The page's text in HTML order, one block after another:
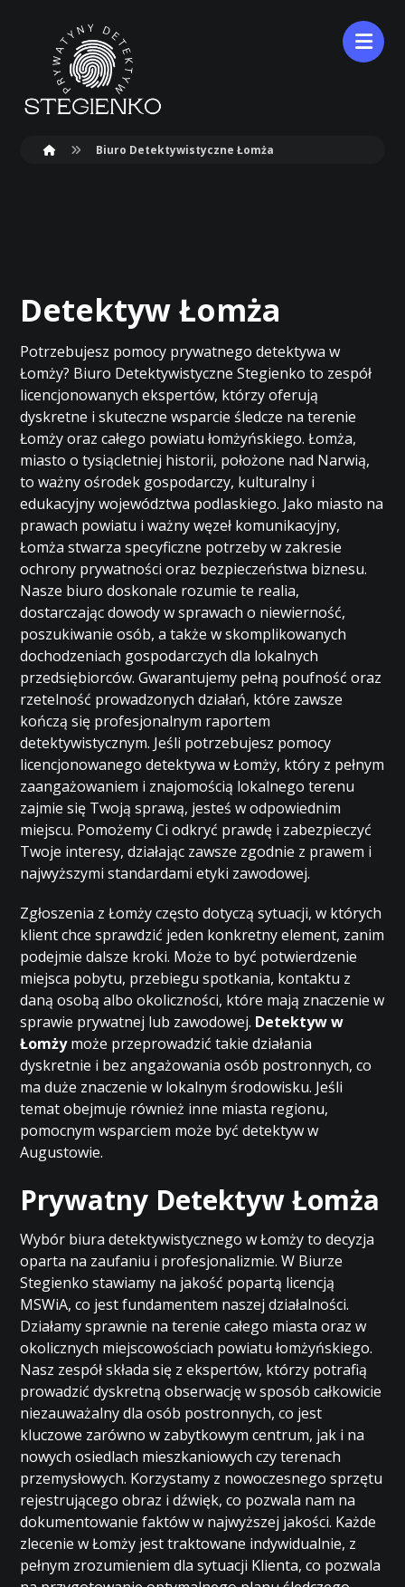
Biuro Detektywistyczne Łomża
Detektyw Łomża
Potrzebujesz pomocy prywatnego detektywa w
Łomży? Biuro Detektywistyczne Stegienko to zespół
licencjonowanych ekspertów, którzy oferują
dyskretne i skuteczne wsparcie śledcze na terenie
Łomży oraz całego powiatu łomżyńskiego. Łomża,
miasto o tysiącletniej historii, położone nad Narwią,
to ważny ośrodek gospodarczy, kulturalny i
edukacyjny województwa podlaskiego. Jako miasto na
prawach powiatu i ważny węzeł komunikacyjny,
Łomża stwarza specyficzne potrzeby w zakresie
ochrony prywatności oraz bezpieczeństwa biznesu.
Nasze biuro doskonale rozumie te realia,
dostarczając dowody w sprawach o niewierność,
poszukiwanie osób, a także w skomplikowanych
dochodzeniach gospodarczych dla lokalnych
przedsiębiorców. Gwarantujemy pełną poufność oraz
rzetelność prowadzonych działań, które zawsze
kończą się profesjonalnym raportem
detektywistycznym. Jeśli potrzebujesz pomocy
licencjonowanego detektywa w Łomży, który z pełnym
zaangażowaniem i znajomością lokalnego terenu
zajmie się Twoją sprawą, jesteś w odpowiednim
miejscu. Pomożemy Ci odkryć prawdę i zabezpieczyć
Twoje interesy, działając zawsze zgodnie z prawem i
najwyższymi standardami etyki zawodowej.
Zgłoszenia z Łomży często dotyczą sytuacji, w których
klient chce sprawdzić jeden konkretny element, zanim
podejmie dalsze kroki. Może to być potwierdzenie
miejsca pobytu, przebiegu spotkania, kontaktu z
daną osobą albo okoliczności, które mają znaczenie w
sprawie prywatnej lub zawodowej. Detektyw w
Łomżymoże przeprowadzić takie działania
dyskretnie i bez angażowania osób postronnych, co
ma duże znaczenie w lokalnym środowisku. Jeśli
temat obejmuje również inne miasta regionu,
pomocnym wsparciem może byćdetektyw w
Augustowie.
Prywatny Detektyw Łomża
Wybór biura detektywistycznego w Łomży to decyzja
oparta na zaufaniu i profesjonalizmie. W Biurze
Stegienko stawiamy na jakość popartą licencją
MSWiA, co jest fundamentem naszej działalności.
Działamy sprawnie na terenie całego miasta oraz w
okolicznych miejscowościach powiatu łomżyńskiego.
Nasz zespół składa się z ekspertów, którzy potrafią
prowadzić dyskretną obserwację w sposób całkowicie
niezauważalny dla osób postronnych, co jest
kluczowe zarówno w zabytkowym centrum, jak i na
nowych osiedlach mieszkaniowych czy terenach
przemysłowych. Korzystamy z nowoczesnego sprzętu
rejestrującego obraz i dźwięk, co pozwala nam na
dokumentowanie faktów w najwyższej jakości. Każde
zlecenie w Łomży jest traktowane indywidualnie, z
pełnym zrozumieniem dla sytuacji Klienta, co pozwala